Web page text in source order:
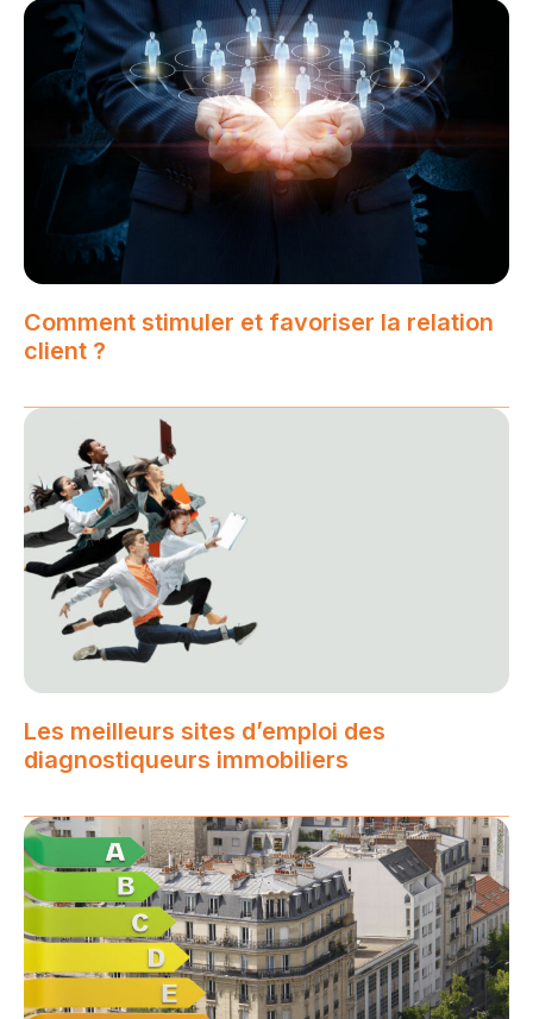
Comment stimuler et favoriser la relation
client ?
Les meilleurs sites d’emploi des
diagnostiqueurs immobiliers